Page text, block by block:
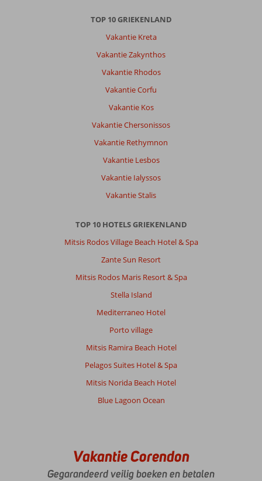
TOP 10 GRIEKENLAND
Vakantie Kreta
Vakantie Zakynthos
Vakantie Rhodos
Vakantie Corfu
Vakantie Kos
Vakantie Chersonissos
Vakantie Rethymnon
Vakantie Lesbos
Vakantie Ialyssos
Vakantie Stalis
TOP 10 HOTELS GRIEKENLAND
Mitsis Rodos Village Beach Hotel & Spa
Zante Sun Resort
Mitsis Rodos Maris Resort & Spa
Stella Island
Mediterraneo Hotel
Porto village
Mitsis Ramira Beach Hotel
Pelagos Suites Hotel & Spa
Mitsis Norida Beach Hotel
Blue Lagoon Ocean
Vakantie Corendon
Gegarandeerd veilig boeken en betalen